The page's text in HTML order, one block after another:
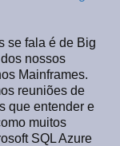
se fala é de Big
nossos
Mainframes.
reuniões de
que entender e
muitos
SQL Azure